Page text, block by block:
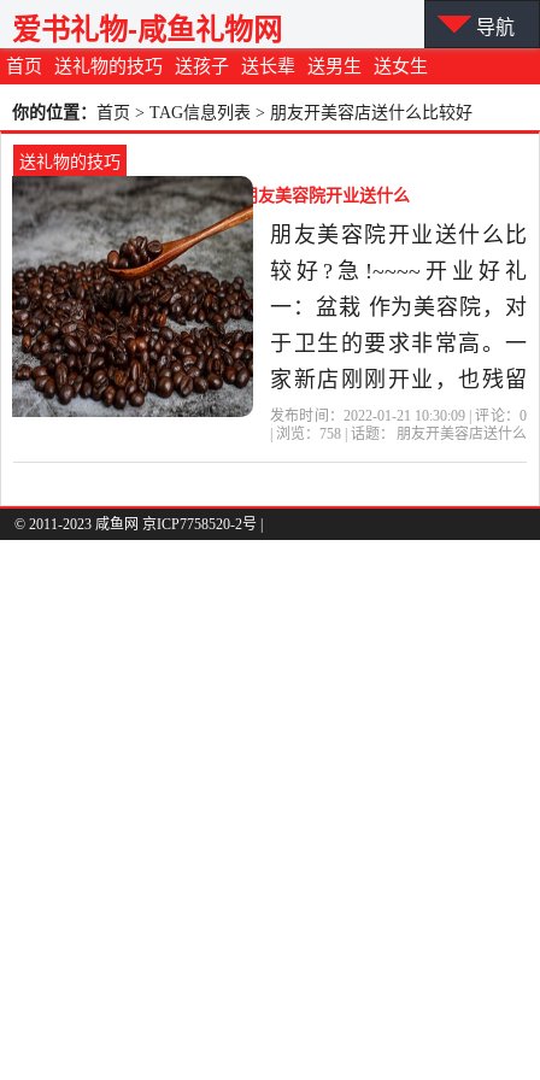
首页 送礼物的技巧 送孩子 送长辈 送男生 送女生
爱书礼物-咸鱼礼物网 导航
你的位置： 首页 > TAG信息列表 > 朋友开美容店送什么比较好
送礼物的技巧
朋友开美容店送什么比较好（朋友美容院开业送什么
好）
朋友美容院开业送什么比
较好?急!~~~~开业好礼
一：盆栽 作为美容院，对
于卫生的要求非常高。一
家新店刚刚开业，也残留
着一些装修过后的气体。
发布时间：2022-01-21 10:30:09 | 评论： 0
| 浏览： 758 | 话题：
朋友开美容店送什么
© 2011-2023 咸鱼网 京ICP7758520-2号 |